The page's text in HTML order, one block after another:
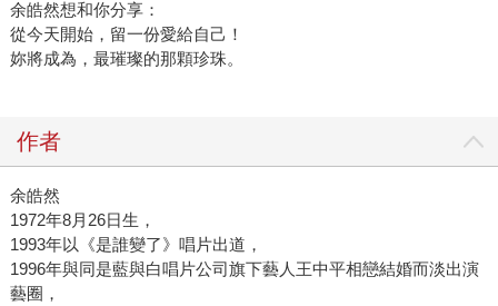
余皓然想和你分享：
從今天開始，留一份愛給自己！
妳將成為，最璀璨的那顆珍珠。
作者
余皓然
1972年8月26日生，
1993年以《是誰變了》唱片出道，
1996年與同是藍與白唱片公司旗下藝人王中平相戀結婚而淡出演
藝圈，